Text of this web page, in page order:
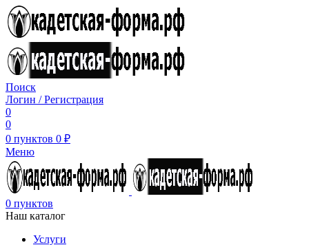
Поиск
Логин / Регистрация
0
0
0 пунктов 0 ₽
Меню
0 пунктов
Наш каталог
Услуги